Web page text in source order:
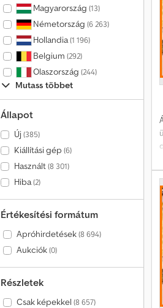
Magyarország (13)
Németország (6 263)
Hollandia(1 196)
Belgium (292)
Olaszország (244)
Mutass többet
Állapot
Új(385)
Kiállítási gép (6)
Használt(8 301)
Hiba(2)
Értékesítési formátum
Apróhirdetések(8 694)
Aukciók(0)
Részletek
Csak képekkel (8 657)